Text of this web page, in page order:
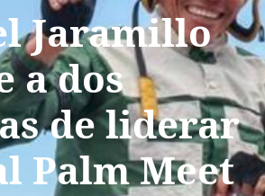
Jaramillo
a dos
de liderar
Palm Meet